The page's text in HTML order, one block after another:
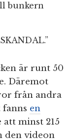
bunkern
är runt 50
Däremot
från andra
en
att minst 215
den videon